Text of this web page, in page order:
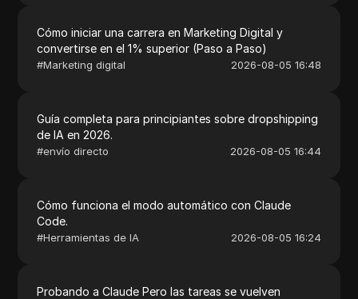
Cómo iniciar una carrera en Marketing Digital y
convertirse en el 1% superior (Paso a Paso)
#Marketing digital 2026-08-05 16:48
Guía completa para principiantes sobre dropshipping
de IA en 2026.
#envío directo 2026-08-05 16:44
Cómo funciona el modo automático con Claude
Code.
#Herramientas de IA 2026-08-05 16:24
Probando a Claude Pero las tareas se vuelven